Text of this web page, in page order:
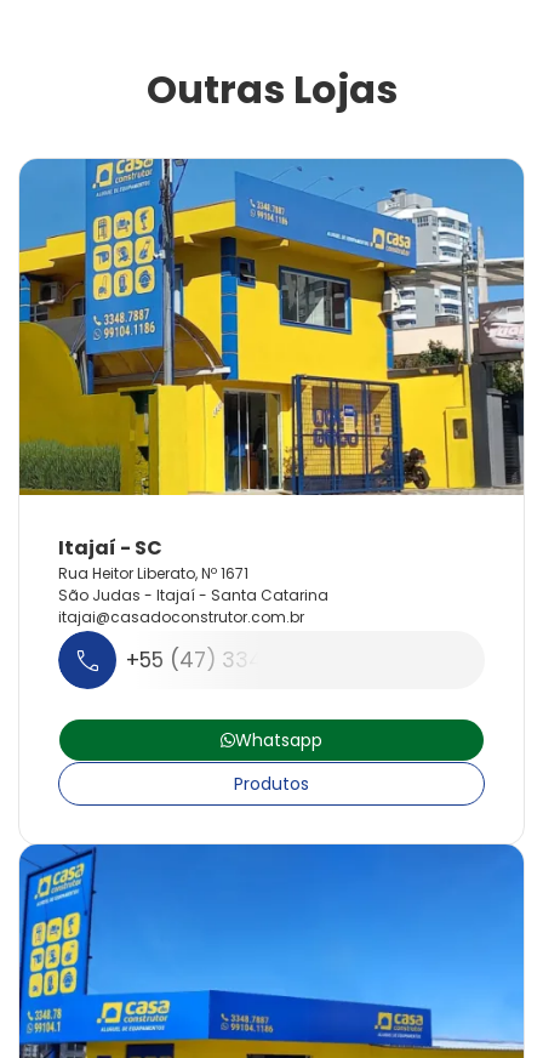
Outras Lojas
Rua Heitor Liberato, Nº 1671
São Judas - Itajaí - Santa Catarina
itajai@casadoconstrutor.com.br
+55 (47) 3348-7887
Whatsapp
Produtos